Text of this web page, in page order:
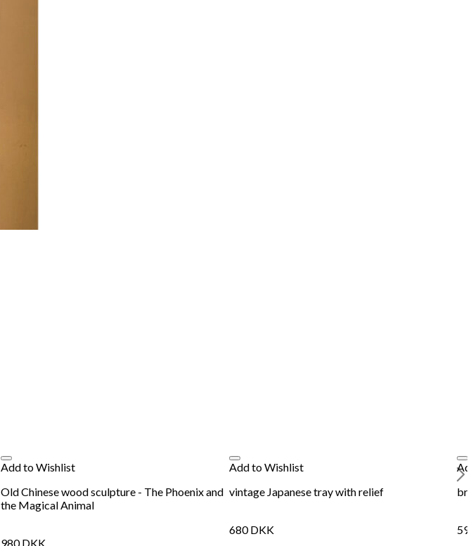
Add to Wishlist
Old Chinese wood sculpture - The Phoenix and
the Magical Animal
980DKK
Add to Wishlist
vintage Japanese tray with relief
680DKK